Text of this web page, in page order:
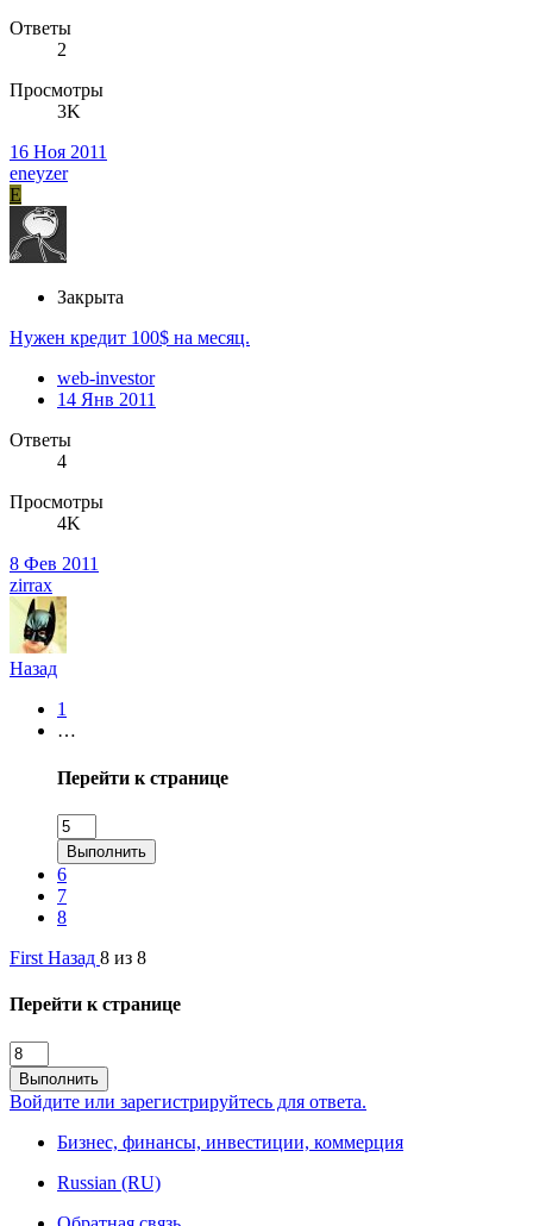
Ответы
2
Просмотры
3K
16 Ноя 2011
eneyzer
E
Закрыта
Нужен кредит 100$ на месяц.
web-investor
14 Янв 2011
Ответы
4
Просмотры
4K
8 Фев 2011
zirrax
Назад
1
…
Перейти к странице
Выполнить
6
7
8
First Назад 8 из 8
Перейти к странице
Выполнить
Войдите или зарегистрируйтесь для ответа.
Бизнес, финансы, инвестиции, коммерция
Russian (RU)